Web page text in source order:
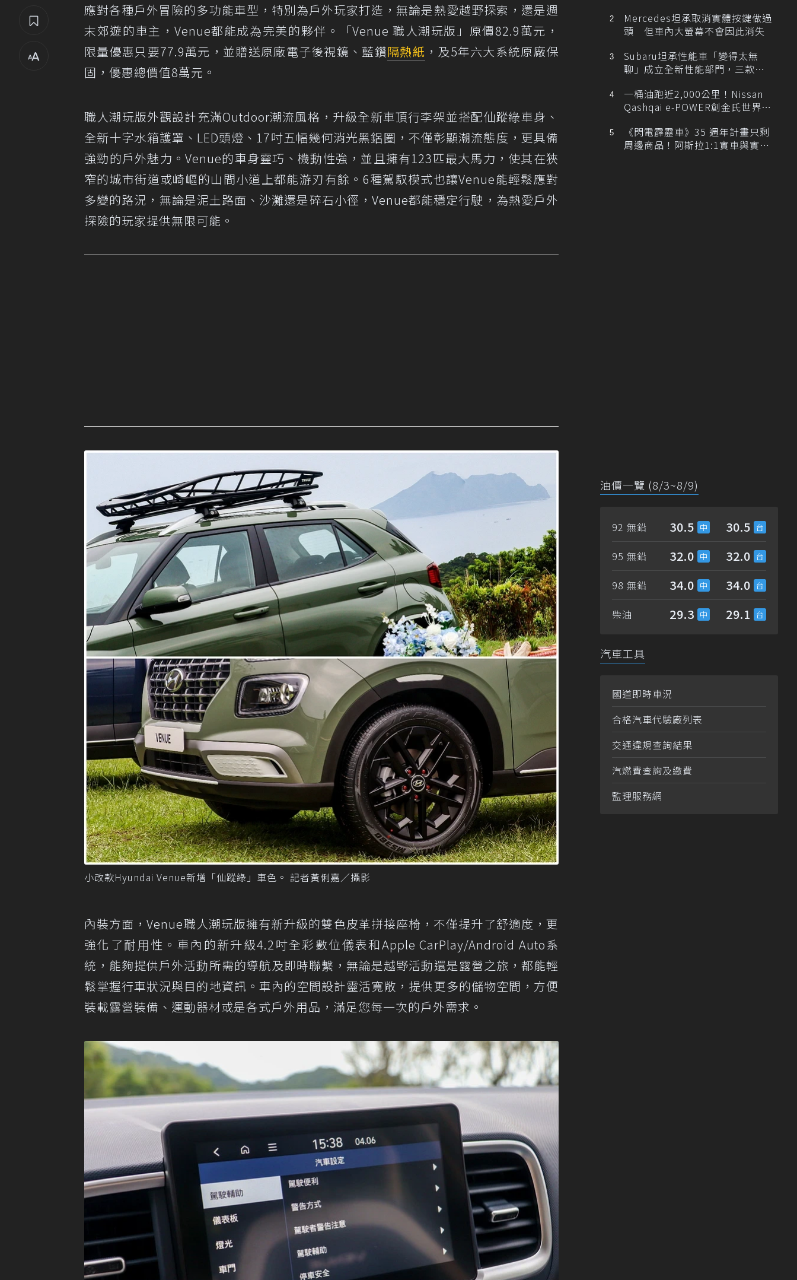
應對各種戶外冒險的多功能車型，特別為戶外玩家打造，無論是熱愛越野探索，還是週
末郊遊的車主，Venue都能成為完美的夥伴。「Venue 職人潮玩版」原價82.9萬元，
限量優惠只要77.9萬元，並贈送原廠電子後視鏡、藍鑽隔熱紙 ，及5年六大系統原廠保
固，優惠總價值8萬元。
職人潮玩版外觀設計充滿Outdoor潮流風格，升級全新車頂行李架並搭配仙蹤綠車身、
全新十字水箱護罩、LED頭燈、17吋五幅幾何消光黑鋁圈，不僅彰顯潮流態度，更具備
強勁的戶外魅力。Venue的車身靈巧、機動性強，並且擁有123匹最大馬力，使其在狹
窄的城市街道或崎嶇的山間小道上都能游刃有餘。6種駕馭模式也讓Venue能輕鬆應對
多變的路況，無論是泥土路面、沙灘還是碎石小徑，Venue都能穩定行駛，為熱愛戶外
探險的玩家提供無限可能。
小改款Hyundai Venue新增「仙蹤綠」車色。 記者黃俐嘉／攝影
內裝方面，Venue職人潮玩版擁有新升級的雙色皮革拼接座椅，不僅提升了舒適度，更
強化了耐用性。車內的新升級4.2吋全彩數位儀表和Apple CarPlay/Android Auto系
統，能夠提供戶外活動所需的導航及即時聯繫，無論是越野活動還是露營之旅，都能輕
鬆掌握行車狀況與目的地資訊。車內的空間設計靈活寬敞，提供更多的儲物空間，方便
裝載露營裝備、運動器材或是各式戶外用品，滿足您每一次的戶外需求。
Mercedes坦承取消實體按鍵做過
頭 但車內大螢幕不會因此消失
Subaru坦承性能車「變得太無
聊」成立全新性能部門，三款手
一桶油跑近2,000公里！Nissan
Qashqai e-POWER創金氏世界紀
《閃電霹靂車》35 週年計畫只剩
周邊商品！阿斯拉1:1實車與實體
油價一覽 (8/3~8/9)
92 無鉛 30.5 30.5
95 無鉛 32.0 32.0
98 無鉛 34.0 34.0
柴油 29.3 29.1
汽車工具
國道即時車況
合格汽車代驗廠列表
交通違規查詢結果
汽燃費查詢及繳費
監理服務網